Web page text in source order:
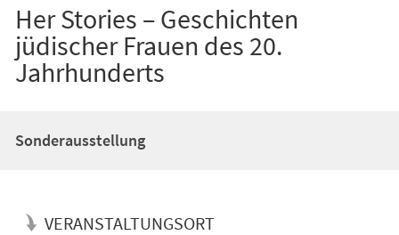
Her Stories – Geschichten
jüdischer Frauen des 20.
Jahrhunderts
Sonderausstellung
VERANSTALTUNGSORT